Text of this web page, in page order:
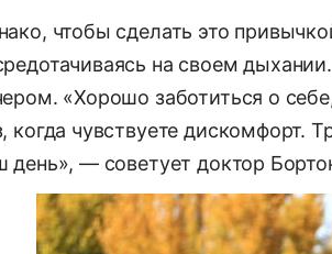
чтобы сделать это
на своем
«Хорошо заботиться о
когда чувствуете дискомфорт.
день», — советует доктор